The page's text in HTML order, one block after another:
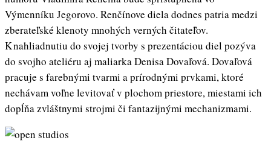
Výmenníku Jegorovo. Renčínove diela dodnes patria medzi
zberateľské klenoty mnohých verných čitateľov.
K nahliadnutiu do svojej tvorby s prezentáciou diel pozýva
do svojho ateliéru aj maliarka Denisa Dovaľová. Dovaľová
pracuje s farebnými tvarmi a prírodnými prvkami, ktoré
nechávam voľne levitovať v plochom priestore, miestami ich
dopĺňa zvláštnymi strojmi či fantazijnými mechanizmami.